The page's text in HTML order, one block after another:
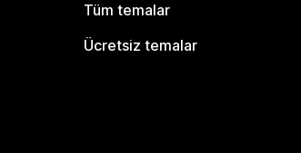
Tüm temalar
Ücretsiz temalar